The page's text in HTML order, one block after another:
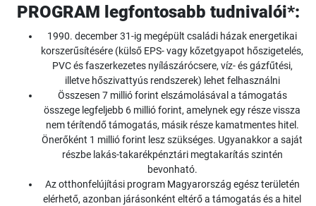
PROGRAM legfontosabb tudnivalói*:
1990. december 31-ig megépült családi házak energetikai
korszerűsítésére (külső EPS- vagy kőzetgyapot hőszigetelés,
PVC és faszerkezetes nyílászárócsere, víz- és gázfűtési,
illetve hőszivattyús rendszerek) lehet felhasználni
Összesen 7 millió forint elszámolásával a támogatás
összege legfeljebb 6 millió forint, amelynek egy része vissza
nem térítendő támogatás, másik része kamatmentes hitel.
Önerőként 1 millió forint lesz szükséges. Ugyanakkor a saját
részbe lakás-takarékpénztári megtakarítás szintén
bevonható.
Az otthonfelújítási program Magyarország egész területén
elérhető, azonban járásonként eltérő a támogatás és a hitel